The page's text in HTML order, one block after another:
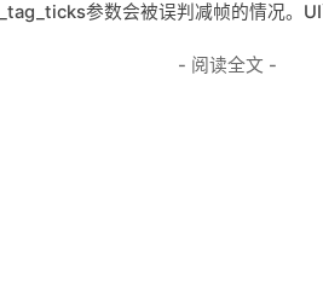
参数会被误判减帧的情况。
- 阅读全文 -